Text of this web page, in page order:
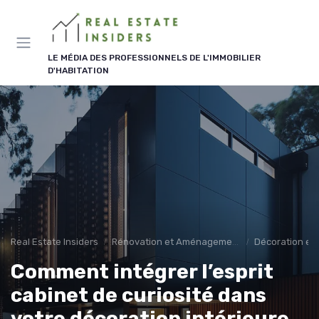
LE MÉDIA DES PROFESSIONNELS DE L'IMMOBILIER
D'HABITATION
Real Estate Insiders Rénovation et Aménagement Décoration et
Comment intégrer l’esprit
cabinet de curiosité dans